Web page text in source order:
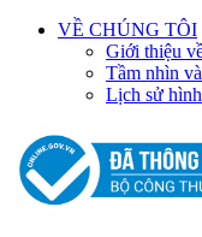
VỀ CHÚNG TÔI
Giới thiệu
Tầm nhìn
Lịch sử